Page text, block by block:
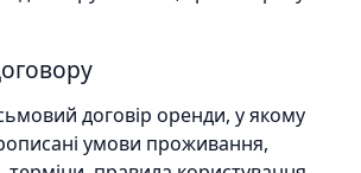
договір оренди, у якому
умови проживання,